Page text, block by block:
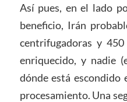
Así pues, en el lado
beneficio, Irán
centrifugadoras y
enriquecido, y nadie
dónde está escondido
procesamiento. Una